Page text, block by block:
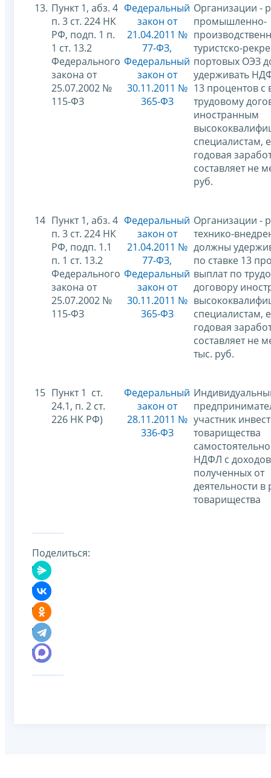
13. Пункт 1, абз. 4
п. 3 ст. 224 НК
РФ, подп. 1 п.
1 ст. 13.2
Федерального
закона от
25.07.2002 №
115-ФЗ
Федеральный
закон от
21.04.2011 №
77-ФЗ,
Федеральный
закон от
30.11.2011 №
365-ФЗ
Организации -
промышленно-
туристско-
портовых ОЭЗ
удерживать
13 процентов с
трудовому
иностранным
специалистам,
годовая
составляет не
руб.
14 Пункт 1, абз. 4
п. 3 ст. 224 НК
РФ, подп. 1.1
п. 1 ст. 13.2
Федерального
закона от
25.07.2002 №
115-ФЗ
Федеральный
закон от
21.04.2011 №
77-ФЗ,
Федеральный
закон от
30.11.2011 №
365-ФЗ
Организации -
технико-
должны
по ставке 13
выплат по
договору
специалистам,
годовая
составляет не
тыс. руб.
15 Пункт 1 ст.
24.1, п. 2 ст.
226 НК РФ)
Федеральный
закон от
28.11.2011 №
336-ФЗ
участник
товарищества
НДФЛ с
полученных от
деятельности в
товарищества
Поделиться: